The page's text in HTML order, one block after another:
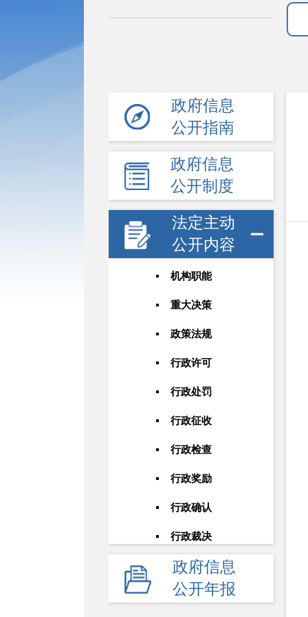
政府信息
公开指南
政府信息
公开制度
法定主动
公开内容
机构职能
重大决策
政策法规
行政许可
行政处罚
行政征收
行政检查
行政奖励
行政确认
行政裁决
其他行政权力
公共服务
政府信息
公开年报